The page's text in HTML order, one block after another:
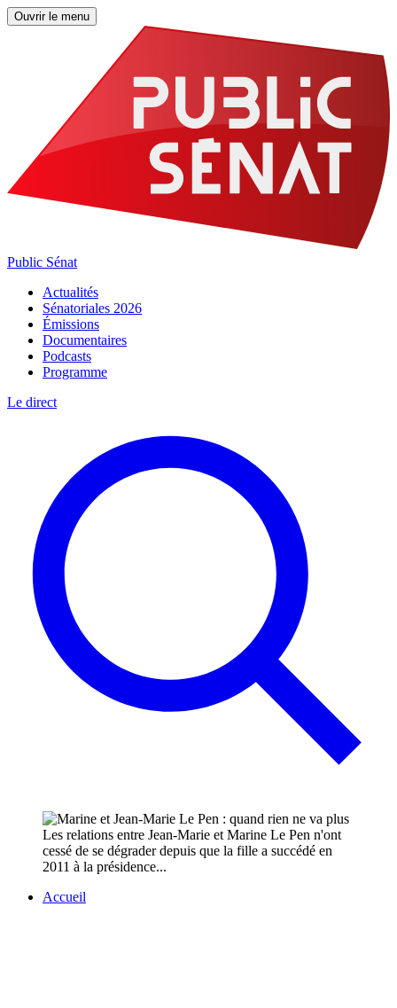
Ouvrir le menu
Public Sénat
Actualités
Sénatoriales 2026
Émissions
Documentaires
Podcasts
Programme
Le direct
Les relations entre Jean-Marie et Marine Le Pen n'ont
cessé de se dégrader depuis que la fille a succédé en
2011 à la présidence...
Accueil